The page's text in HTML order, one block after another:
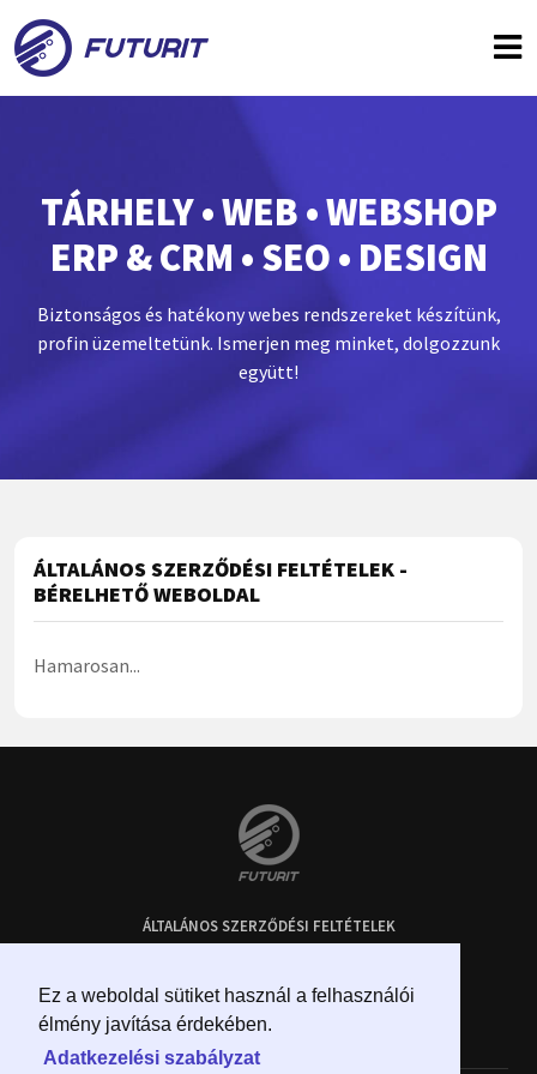
Ez a weboldal sütiket használ a felhasználói
élmény javítása érdekében.
Adatkezelési szabályzat
TÁRHELY • WEB • WEBSHOP
ERP & CRM • SEO • DESIGN
Biztonságos és hatékony webes rendszereket készítünk,
profin üzemeltetünk. Ismerjen meg minket, dolgozzunk
együtt!
ÁLTALÁNOS SZERZŐDÉSI FELTÉTELEK -
BÉRELHETŐ WEBOLDAL
Hamarosan...
ÁLTALÁNOS SZERZŐDÉSI FELTÉTELEK
KAPCSOLAT
Minden jog fenntartva! © 2026 – FuturIT Kft.